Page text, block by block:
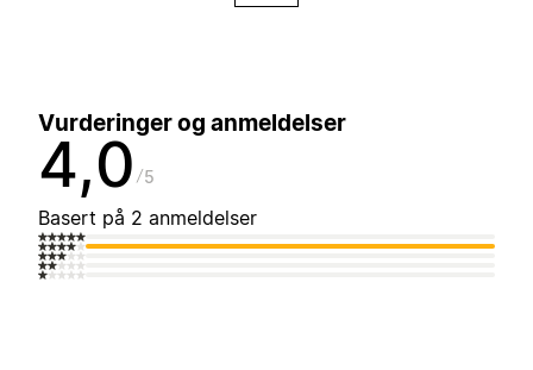
Vurderinger og anmeldelser
4,0 5
Basert på 2 anmeldelser